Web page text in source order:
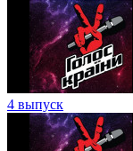
4 выпуск